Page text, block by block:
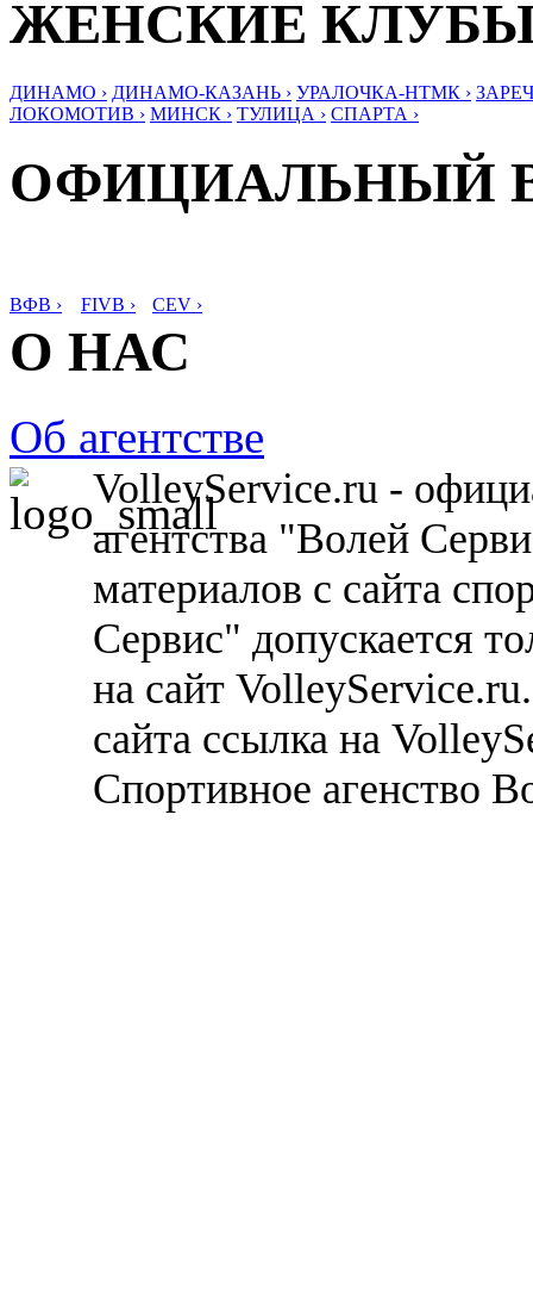
ЖЕНСКИЕ
ДИНАМО › ДИНАМО-КАЗАНЬ › УРАЛОЧКА-НТМК ›
ЛОКОМОТИВ › МИНСК › ТУЛИЦА › СПАРТА ›
ОФИЦИАЛЬНЫЙ
ВФВ › FIVB › CEV ›
О НАС
Об агентстве
VolleyService.ru -
агентства "Волей
материалов с сайта
Сервис" допускается
на сайт
сайта ссылка на
Спортивное агенство